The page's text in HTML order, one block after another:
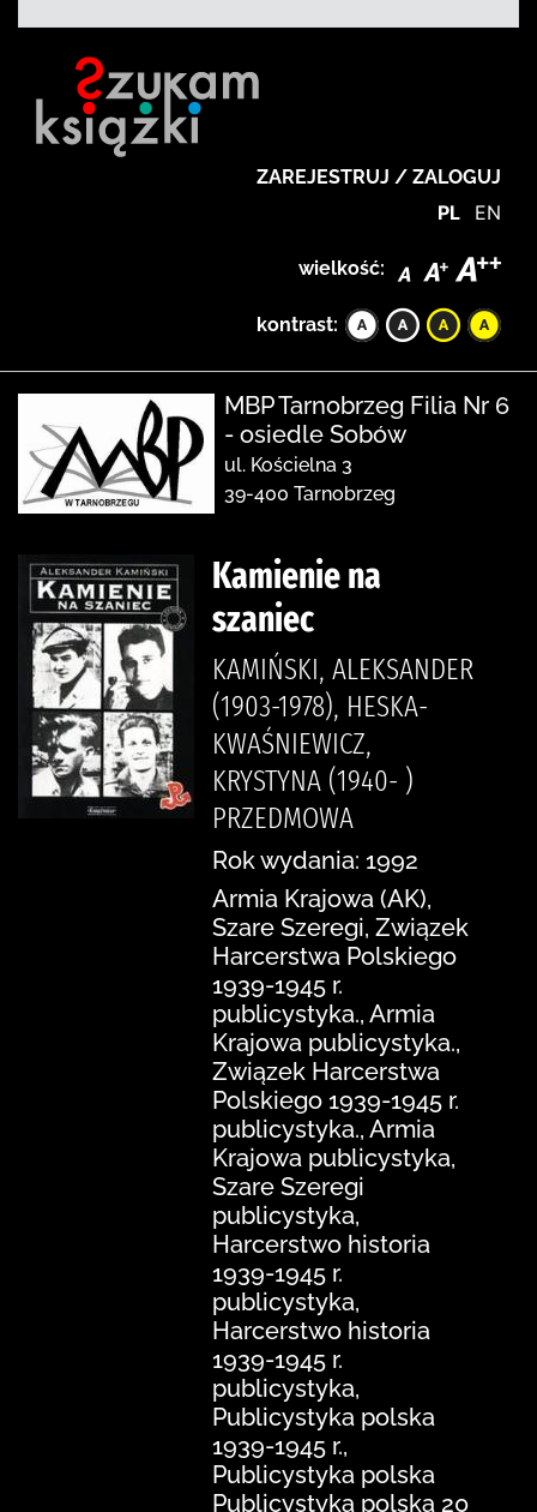
ZAREJESTRUJ / ZALOGUJ
PL EN
wielkość:
kontrast:
MBP Tarnobrzeg Filia Nr 6
- osiedle Sobów
ul. Kościelna 3
39-400 Tarnobrzeg
Kamienie na
szaniec
KAMIŃSKI, ALEKSANDER
(1903-1978), HESKA-
KWAŚNIEWICZ,
KRYSTYNA (1940- )
PRZEDMOWA
Rok wydania: 1992
Armia Krajowa (AK),
Szare Szeregi, Związek
Harcerstwa Polskiego
1939-1945 r.
publicystyka., Armia
Krajowa publicystyka.,
Związek Harcerstwa
Polskiego 1939-1945 r.
publicystyka., Armia
Krajowa publicystyka,
Szare Szeregi
publicystyka,
Harcerstwo historia
1939-1945 r.
publicystyka,
Harcerstwo historia
1939-1945 r.
publicystyka,
Publicystyka polska
1939-1945 r.,
Publicystyka polska
Publicystyka polska 20